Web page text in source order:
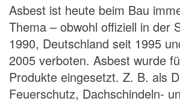
Asbest ist heute beim Bau
Thema – obwohl offiziell in der
1990, Deutschland seit 1995
2005 verboten. Asbest wurde
Produkte eingesetzt. Z. B. als
Feuerschutz, Dachschindeln-